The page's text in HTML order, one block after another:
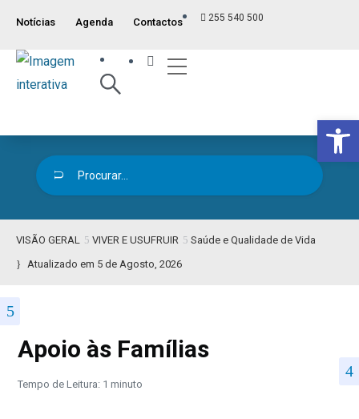
Notícias Agenda Contactos 255 540 500
VISÃO GERAL VIVER E USUFRUIR
Saúde e Qualidade de Vida
Atualizado em 5 de Agosto, 2026
Apoio às Famílias
Tempo de Leitura: 1 minuto